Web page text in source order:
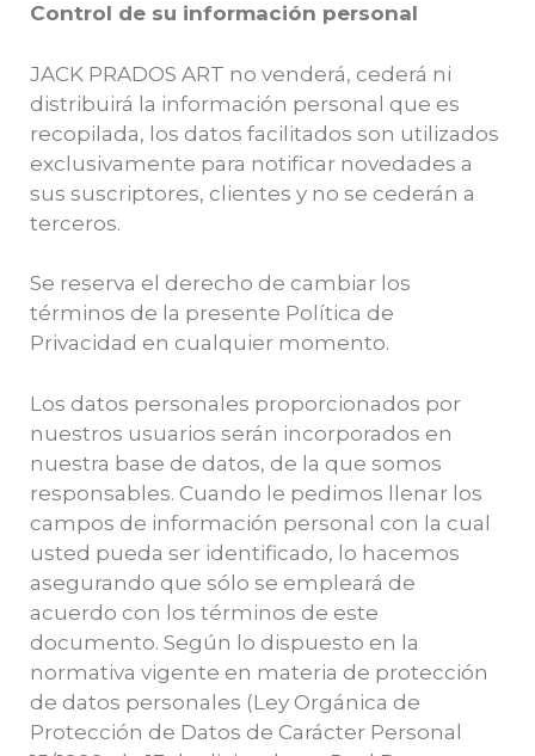
Control de su información personal
JACK PRADOS ART no venderá, cederá ni
distribuirá la información personal que es
recopilada, los datos facilitados son utilizados
exclusivamente para notificar novedades a
sus suscriptores, clientes y no se cederán a
terceros.
Se reserva el derecho de cambiar los
términos de la presente Política de
Privacidad en cualquier momento.
Los datos personales proporcionados por
nuestros usuarios serán incorporados en
nuestra base de datos, de la que somos
responsables. Cuando le pedimos llenar los
campos de información personal con la cual
usted pueda ser identificado, lo hacemos
asegurando que sólo se empleará de
acuerdo con los términos de este
documento. Según lo dispuesto en la
normativa vigente en materia de protección
de datos personales (Ley Orgánica de
Protección de Datos de Carácter Personal